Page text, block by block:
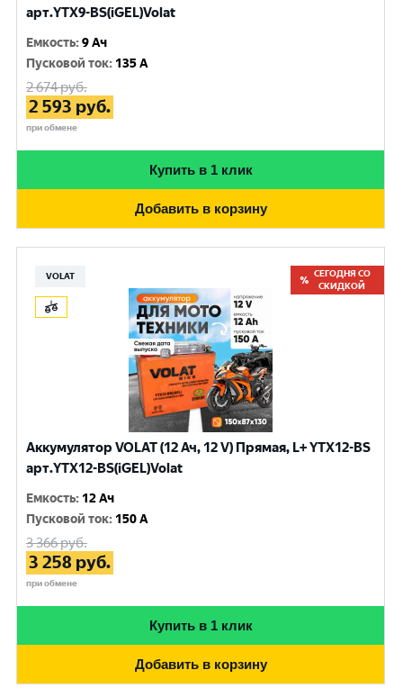
арт.YTX9-BS(iGEL)Volat
Емкость:9 Ач
Пусковой ток: 135 A
2 674руб.
2 593 руб.
при обмене
Купить в 1 клик
Добавить в корзину
VOLAT
СЕГОДНЯ СО
СКИДКОЙ
Аккумулятор VOLAT (12 Ач, 12 V) Прямая, L+ YTX12-BS
арт.YTX12-BS(iGEL)Volat
Емкость: 12 Ач
Пусковой ток: 150 A
3 366руб.
3 258 руб.
при обмене
Купить в 1 клик
Добавить в корзину